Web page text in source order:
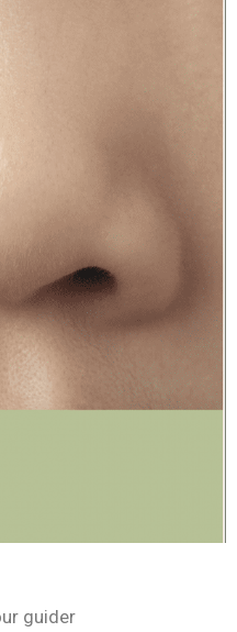
guider